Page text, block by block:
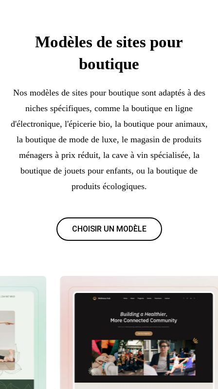
Modèles de sites pour
boutique
Nos modèles de sites pour boutique sont adaptés à des
niches spécifiques, comme la boutique en ligne
d'électronique, l'épicerie bio, la boutique pour animaux,
la boutique de mode de luxe, le magasin de produits
ménagers à prix réduit, la cave à vin spécialisée, la
boutique de jouets pour enfants, ou la boutique de
produits écologiques.
CHOISIR UN MODÈLE